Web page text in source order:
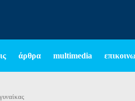
άρθρα multimedia